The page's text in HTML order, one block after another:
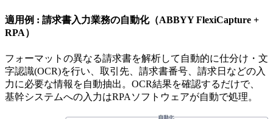
適用例 : 請求書入力業務の自動化（ABBYY FlexiCapture +
RPA）
フォーマットの異なる請求書を解析して自動的に仕分け・文
字認識(OCR)を行い、取引先、請求書番号、請求日などの入
力に必要な情報を自動抽出。OCR結果を確認するだけで、
基幹システムへの入力はRPAソフトウェアが自動で処理。